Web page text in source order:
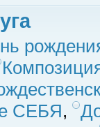
СЕБЯ,